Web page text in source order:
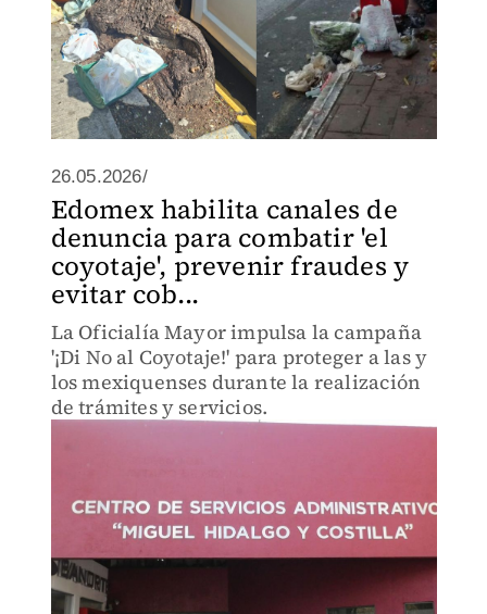
26.05.2026/
Edomex habilita canales de
denuncia para combatir 'el
coyotaje', prevenir fraudes y
evitar cob...
La Oficialía Mayor impulsa la campaña
'¡Di No al Coyotaje!' para proteger a las y
los mexiquenses durante la realización
de trámites y servicios.